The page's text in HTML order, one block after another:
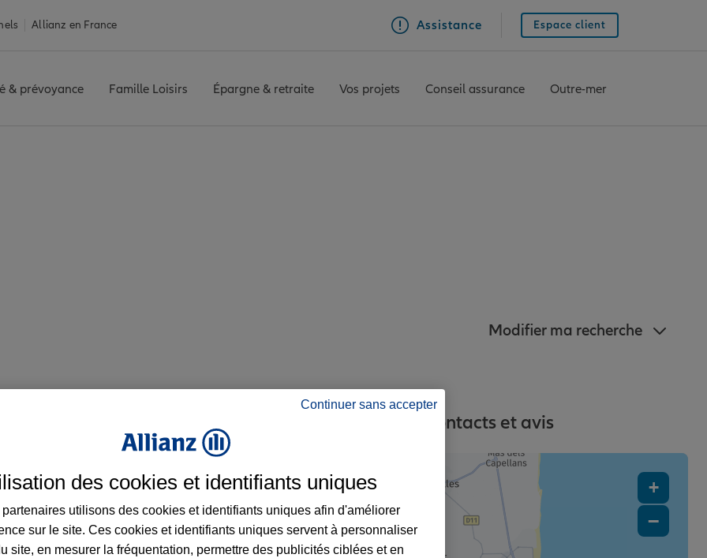
Allianz en France Assistance Espace client
& prévoyance Famille Loisirs Épargne & retraite Vos projets Conseil assurance Outre-mer
Modifier ma recherche
à Canet-en-Roussillon et aux alentours : adresses, contacts et avis
7
+
−
Continuer sans accepter
des cookies et identifiants uniques
partenaires utilisons des cookies et identifiants uniques afin d'améliorer
sur le site. Ces cookies et identifiants uniques servent à personnaliser
site, en mesurer la fréquentation, permettre des publicités ciblées et en